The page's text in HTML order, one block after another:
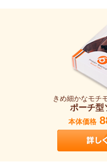
きめ細かなモチ
ポーチ型
本体価格